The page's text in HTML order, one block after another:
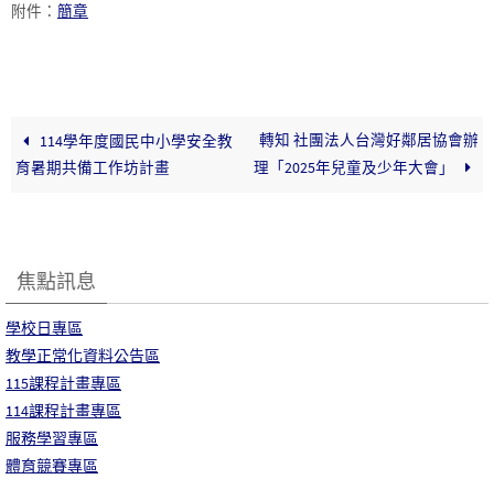
附件： 簡章
114學年度國民中小學安全教
育暑期共備工作坊計畫
轉知 社團法人台灣好鄰居協會辦
理「2025年兒童及少年大會」
焦點訊息
學校日專區
教學正常化資料公告區
115課程計畫專區
114課程計畫專區
服務學習專區
體育競賽專區